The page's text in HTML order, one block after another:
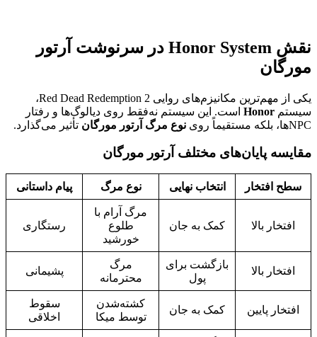
نقش Honor System در سرنوشت آرتور
مورگان
یکی از مهم‌ترین مکانیزم‌های روایی Red Dead Redemption 2،
سیستم Honor است. این سیستم نه‌فقط روی دیالوگ‌ها و رفتار
NPCها، بلکه مستقیماً روی
نوع مرگ آرتور مورگان تأثیر می‌گذارد.
مقایسه پایان‌های مختلف آرتور مورگان
سطح افتخار انتخاب نهایی نوع مرگ پیام داستانی
افتخار بالا کمک به جان
مرگ آرام با
طلوع
خورشید
رستگاری
افتخار بالا
بازگشت برای
پول
مرگ
محترمانه
پشیمانی
افتخار پایین کمک به جان
کشته‌شدن
توسط میکا
سقوط
اخلاقی